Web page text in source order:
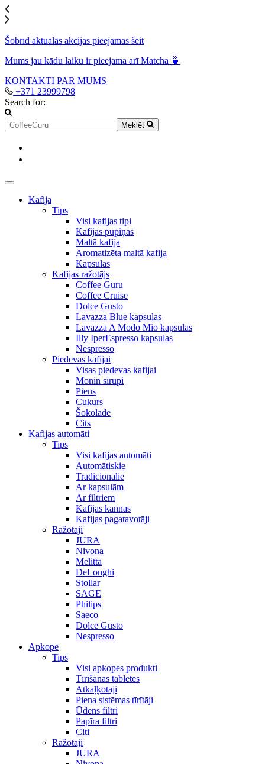
Šobrīd aktuālās akcijas pieejamas šeit
Mums jau kādu laiku ir pieejama arī Matcha 🍵
KONTAKTI PAR MUMS
+371 23999798
Search for:
Meklēt
Kafija
Tips
Visi kafijas tipi
Kafijas pupiņas
Maltā kafija
Aromatizēta maltā kafija
Kapsulas
Kafijas ražotājs
Coffee Guru
Coffee Cruise
Dolce Gusto
Lavazza Blue kapsulas
Lavazza A Modo Mio kapsulas
Illy IperEspresso kapsulas
Nespresso
Piedevas kafijai
Visas piedevas kafijai
Monin sīrupi
Piens
Cukurs
Šokolāde
Cits
Kafijas automāti
Tips
Visi kafijas automāti
Automātiskie
Tradicionālie
Ar kapsulām
Ar filtriem
Kafijas kannas
Kafijas pagatavotāji
Ražotāji
JURA
Nivona
Melitta
DeLonghi
Stollar
SAGE
Philips
Saeco
Dolce Gusto
Nespresso
Apkope
Tips
Visi apkopes produkti
Tīrīšanas tabletes
Atkaļķotāji
Piena sistēmas tīrītāji
Ūdens filtri
Papīra filtri
Citi
Ražotāji
JURA